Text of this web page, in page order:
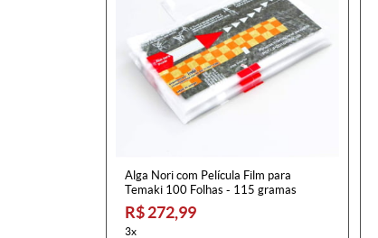
Alga Nori com Película Film para
Temaki 100 Folhas - 115 gramas
R$ 272,99
3x